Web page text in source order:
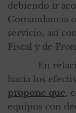
debiendo ir
Comandancia
servicio, así
Fiscal y de
En relación
hacia los
propone que,
equipos con